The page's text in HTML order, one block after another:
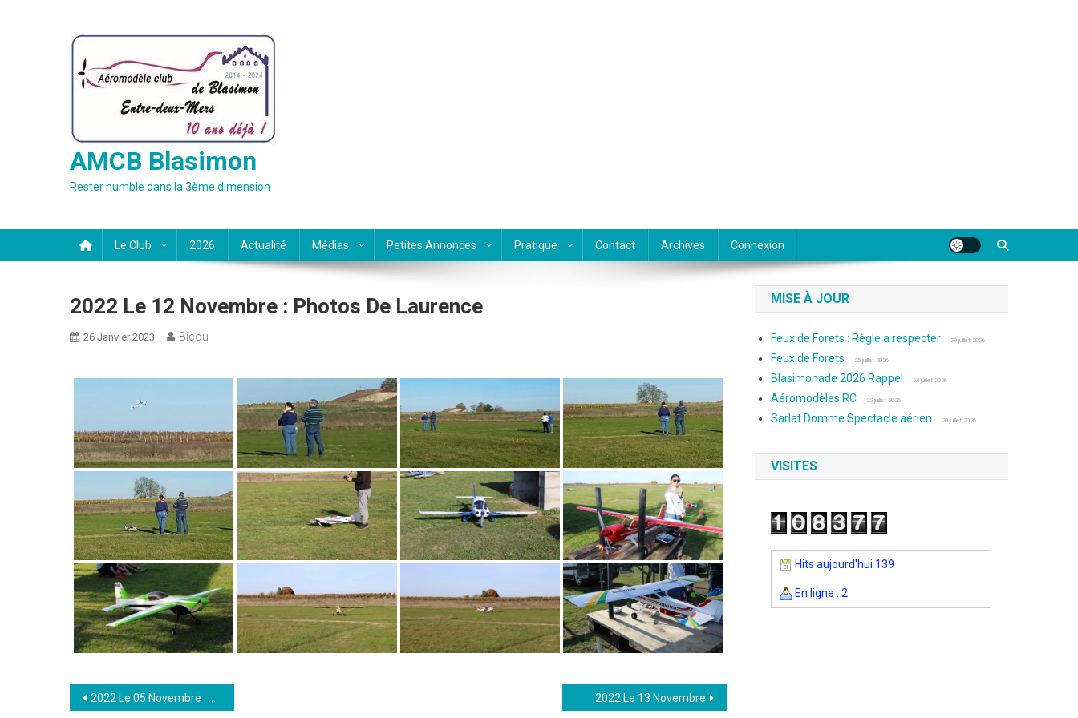
AMCB Blasimon
Rester humble dans la 3ème dimension
Le Club 2026 Actualité Médias Petites Annonces Pratique Contact Archives Connexion
2022 Le 12 Novembre : Photos De Laurence
26 Janvier 2023 Bicou
Navigation
2022 Le 05 Novembre : Photos de Philippe & Dany 2022 Le 13 Novembre
MISE À JOUR
Feux de Forets : Règle a respecter 29 juillet 2026
Feux de Forets 25 juillet 2026
Blasimonade 2026 Rappel 24 juillet 2026
Aéromodèles RC 22 juillet 2026
Sarlat Domme Spectacle aérien 20 juillet 2026
VISITES
Hits aujourd'hui 139
En ligne : 2